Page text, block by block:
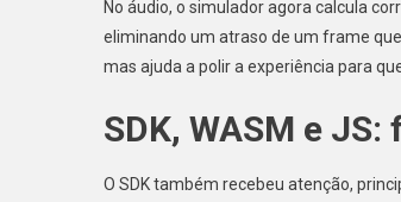
No áudio, o simulador agora calcula
eliminando um atraso de um frame
mas ajuda a polir a experiência para
SDK, WASM e
O SDK também recebeu atenção,